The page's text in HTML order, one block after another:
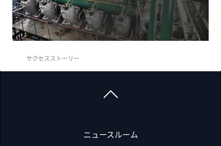
サクセスストーリー
ニュースルーム